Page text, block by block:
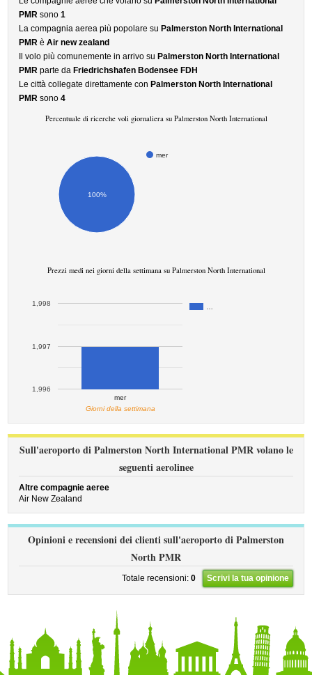
PMR sono1
La compagnia aerea più popolare su Palmerston North International
PMR èAir new zealand
Il volo più comunemente in arrivo su Palmerston North International
PMR parte da Friedrichshafen Bodensee FDH
Le città collegate direttamente con Palmerston North International
PMR sono4
Percentuale di ricerche voli giornaliera su Palmerston North International
mer
100%
Prezzi medi nei giorni della settimana su Palmerston North International
mer
1,996
1,997
1,998
Giorni della settimana
Sull'aeroporto di Palmerston North International PMR volano le
seguenti aerolinee
Altre compagnie aeree
Air New Zealand
Opinioni e recensioni dei clienti sull'aeroporto di Palmerston
North PMR
Totale recensioni: 0 Scrivi la tua opinione